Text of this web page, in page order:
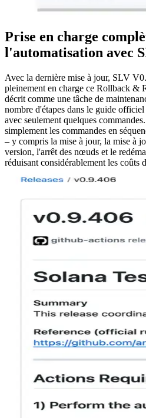
Prise en charge
l'automatisation avec
Avec la dernière mise à jour, SLV
pleinement en charge ce Rollback &
décrit comme une tâche de
nombre d'étapes dans le guide
avec seulement quelques
simplement les commandes en
– y compris la mise à jour, la mise à
version, l'arrêt des nœuds et le
réduisant considérablement les coûts